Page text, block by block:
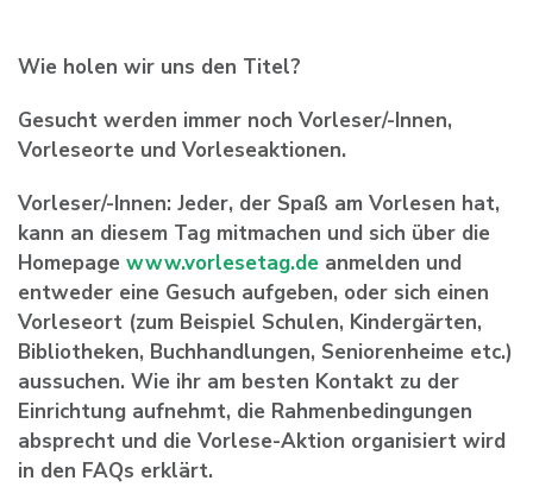
Wie holen wir uns den Titel?
Gesucht werden immer noch Vorleser/-Innen,
Vorleseorte und Vorleseaktionen.
Vorleser/-Innen: Jeder, der Spaß am Vorlesen hat,
kann an diesem Tag mitmachen und sich über die
Homepage www.vorlesetag.de anmelden und
entweder eine Gesuch aufgeben, oder sich einen
Vorleseort (zum Beispiel Schulen, Kindergärten,
Bibliotheken, Buchhandlungen, Seniorenheime etc.)
aussuchen. Wie ihr am besten Kontakt zu der
Einrichtung aufnehmt, die Rahmenbedingungen
absprecht und die Vorlese-Aktion organisiert wird
in den FAQs erklärt.